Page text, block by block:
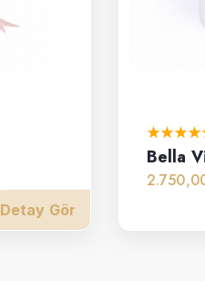
Detay Gör
Bella